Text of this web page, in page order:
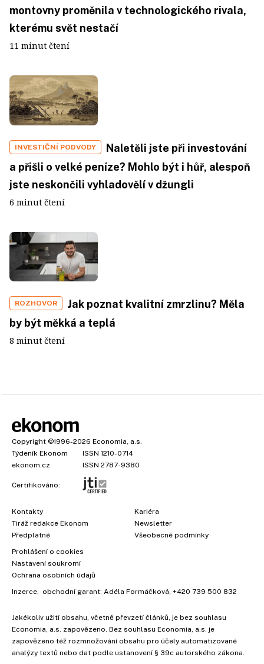
montovny proměnila v technologického rivala,
kterému svět nestačí
11 minut čtení
INVESTIČNÍ PODVODY
Naletěli jste při investování
a přišli o velké peníze? Mohlo být i hůř, alespoň
jste neskončili vyhladovělí v džungli
6 minut čtení
ROZHOVOR
Jak poznat kvalitní zmrzlinu? Měla
by být měkká a teplá
8 minut čtení
Copyright ©1996-2026 Economia, a.s.
Týdeník Ekonom
ISSN 1210-0714
ekonom.cz
ISSN 2787-9380
Certifikováno:
Kontakty
Tiráž redakce Ekonom
Předplatné
Kariéra
Newsletter
Všeobecné podmínky
Prohlášení o cookies
Nastavení soukromí
Ochrana osobních údajů
Inzerce, obchodní garant: Adéla Formáčková, +420 739 500 832
Jakékoliv užití obsahu, včetně převzetí článků, je bez souhlasu
Economia, a.s. zapovězeno. Bez souhlasu Economia, a.s. je
zapovězeno též rozmnožování obsahu pro účely automatizované
analýzy textů nebo dat podle ustanovení § 39c autorského zákona.